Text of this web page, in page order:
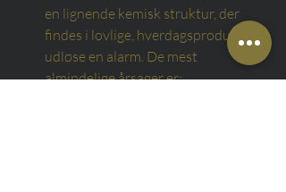
en lignende kemisk struktur, der
findes i lovlige, hverdagsprodukter,
udløse en alarm. De mest
almindelige årsager er: